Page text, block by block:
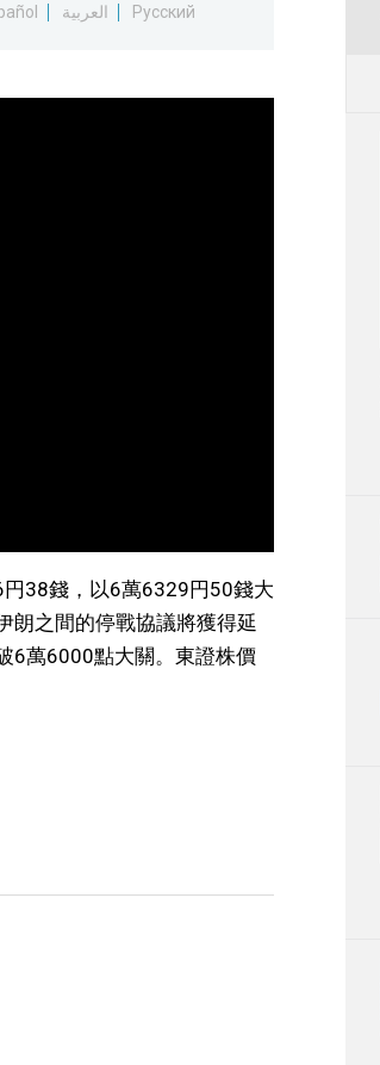
العربية Русский
38錢，以6萬6329円50錢大
朗之間的停戰協議將獲得延
6萬6000點大關。東證株價